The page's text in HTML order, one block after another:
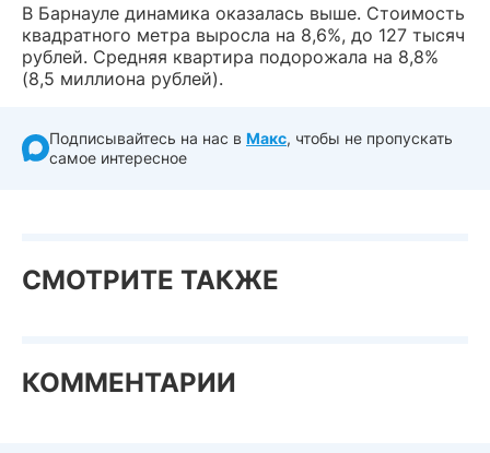
В Барнауле динамика оказалась выше. Стоимость
квадратного метра выросла на 8,6%, до 127 тысяч
рублей. Средняя квартира подорожала на 8,8%
(8,5 миллиона рублей).
Подписывайтесь на нас в Макс, чтобы не пропускать
самое интересное
СМОТРИТЕ ТАКЖЕ
КОММЕНТАРИИ